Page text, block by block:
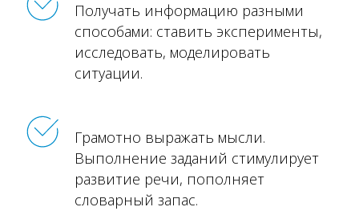
Получать информацию разными
способами: ставить эксперименты,
исследовать, моделировать
ситуации.
Грамотно выражать мысли.
Выполнение заданий стимулирует
развитие речи, пополняет
словарный запас.